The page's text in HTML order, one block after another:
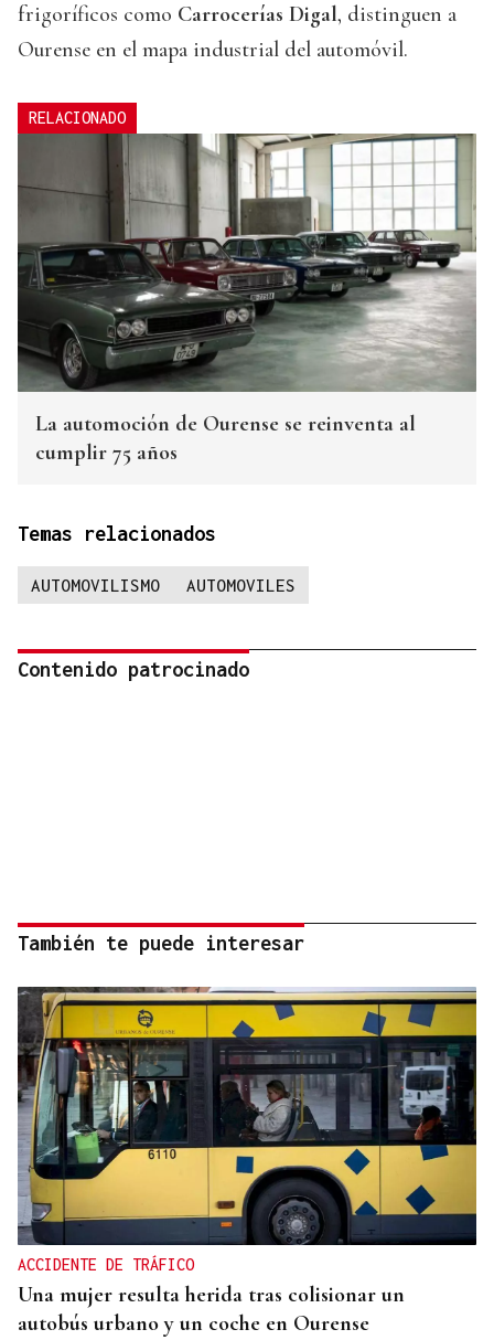
frigoríficos como Carrocerías Digal, distinguen a
Ourense en el mapa industrial del automóvil.
RELACIONADO
La automoción de Ourense se reinventa al
cumplir 75 años
Temas relacionados
AUTOMOVILISMO AUTOMOVILES
Contenido patrocinado
También te puede interesar
ACCIDENTE DE TRÁFICO
Una mujer resulta herida tras colisionar un
autobús urbano y un coche en Ourense